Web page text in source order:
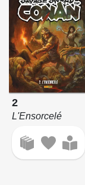
2
L'Ensorcelé